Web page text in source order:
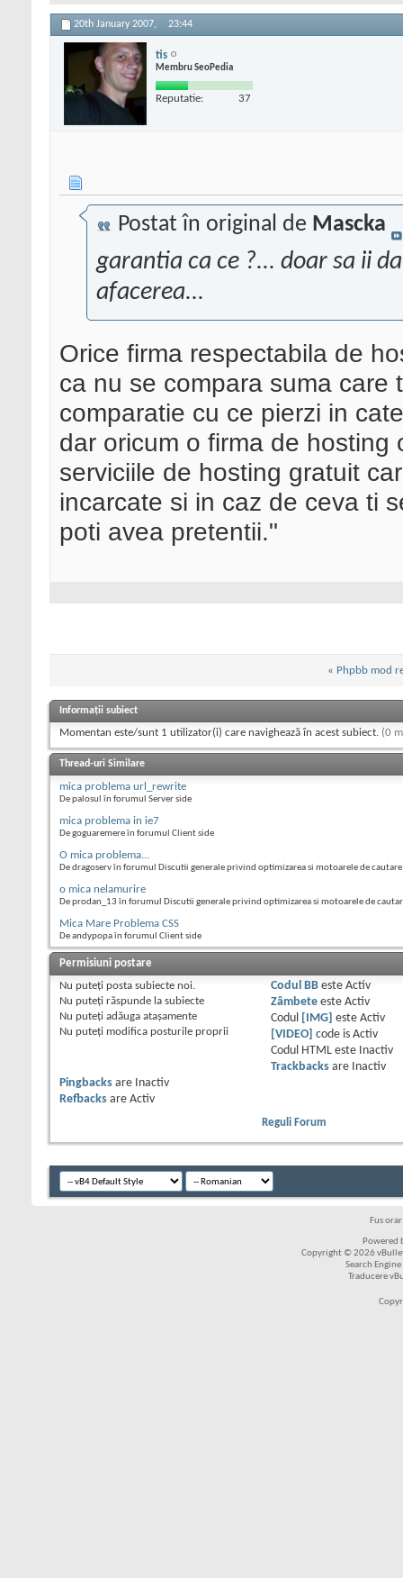
20th January 2007, 23:44
tis
Membru SeoPedia
Reputatie: 37
Postat în original de Mascka
garantia ca ce ?... doar sa ii
afacerea...
Orice firma respectabila de
ca nu se compara suma care
comparatie cu ce pierzi in
dar oricum o firma de
serviciile de hosting gratuit
incarcate si in caz de ceva ti
poti avea pretentii."
« Phpbb mod
Informații subiect
Momentan este/sunt 1 utilizator(i) care navighează în acest subiect. (0
Thread-uri Similare
mica problema url_rewrite
De palosul în forumul Server side
mica problema in ie7
De goguaremere în forumul Client side
O mica problema...
De dragoserv în forumul Discutii generale privind optimizarea si motoarele de cautare
o mica nelamurire
De prodan_13 în forumul Discutii generale privind optimizarea si motoarele de
Mica Mare Problema CSS
De andypopa în forumul Client side
Permisiuni postare
Nu puteţi posta subiecte noi.
Nu puteţi răspunde la subiecte
Nu puteţi adăuga ataşamente
Nu puteţi modifica posturile proprii
Codul BBeste Activ
Zâmbeteeste Activ
Codul
[IMG] este Activ
[VIDEO]
code is Activ
Codul HTML este
Inactiv
Trackbacksare
Inactiv
Pingbacks are
Inactiv
Refbacks are Activ
Reguli Forum
Fus
Powered
Copyright © 2026
Search
Traducere